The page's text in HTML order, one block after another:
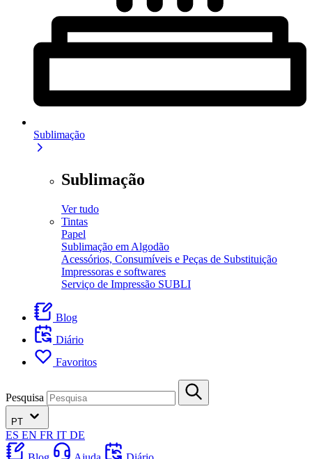
Sublimação
Sublimação
Ver tudo
Tintas
Papel
Sublimação em Algodão
Acessórios, Consumíveis e Peças de Substituição
Impressoras e softwares
Serviço de Impressão SUBLI
Blog
Diário
Favoritos
Pesquisa
PT
ES EN FR IT DE